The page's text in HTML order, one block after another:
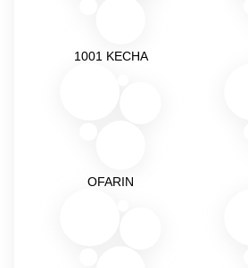
1001 KECHA
OFARIN